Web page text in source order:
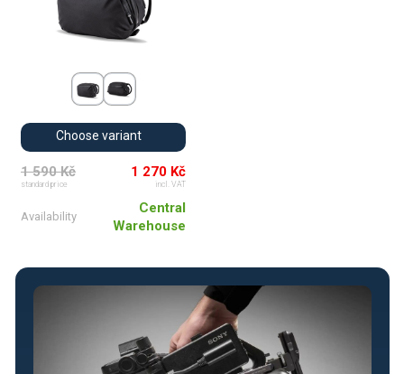
Choose variant
1 590 Kč
standard price
1 270 Kč
incl. VAT
Availability
Central
Warehouse